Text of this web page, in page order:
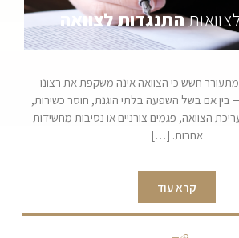
התנגדות לצוואה
חשש כי הצוואה אינה משקפת את רצונו
בין אם בשל השפעה בלתי הוגנת, חוסר כשירות,
הצוואה, פגמים צורניים או נסיבות מחשידות
אחרות. […]
קרא עוד